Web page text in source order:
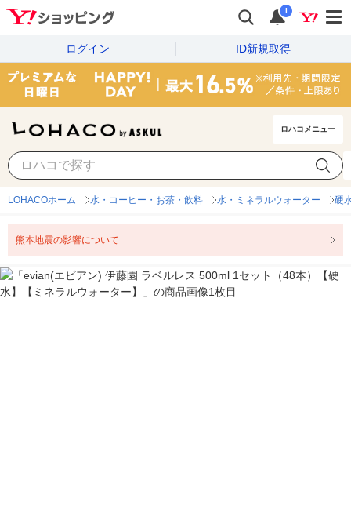
i
ログイン ID新規取得
ロハコメニュー
LOHACOホーム 水・コーヒー・お茶・飲料 水・ミネラルウォーター 硬
熊本地震の影響について